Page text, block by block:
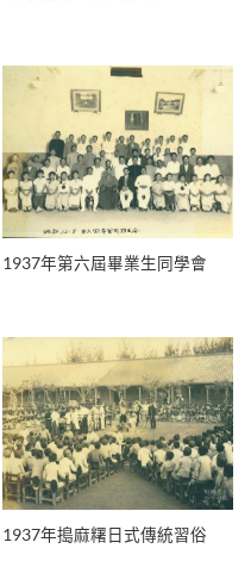
1937年第六屆畢業生同學會
1937年搗麻糬日式傳統習俗